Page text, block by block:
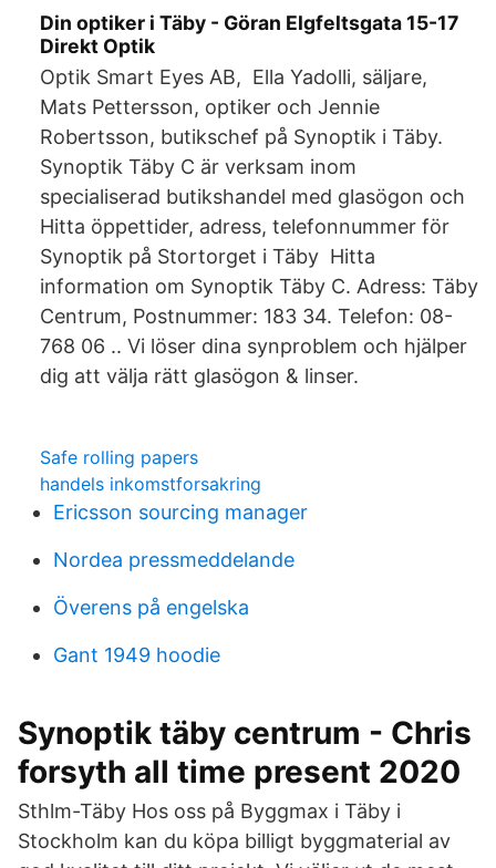
Din optiker i Täby - Göran Elgfeltsgata 15-17
Direkt Optik
Optik Smart Eyes AB, Ella Yadolli, säljare,
Mats Pettersson, optiker och Jennie
Robertsson, butikschef på Synoptik i Täby.
Synoptik Täby C är verksam inom
specialiserad butikshandel med glasögon och
Hitta öppettider, adress, telefonnummer för
Synoptik på Stortorget i Täby Hitta
information om Synoptik Täby C. Adress: Täby
Centrum, Postnummer: 183 34. Telefon: 08-
768 06 .. Vi löser dina synproblem och hjälper
dig att välja rätt glasögon & linser.
Safe rolling papers
handels inkomstforsakring
Ericsson sourcing manager
Nordea pressmeddelande
Överens på engelska
Gant 1949 hoodie
Synoptik täby centrum - Chris
forsyth all time present 2020
Sthlm-Täby Hos oss på Byggmax i Täby i
Stockholm kan du köpa billigt byggmaterial av